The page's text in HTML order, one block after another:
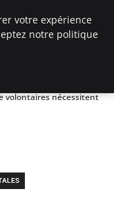
volontaires nécessitent
votre expérience
notre politique